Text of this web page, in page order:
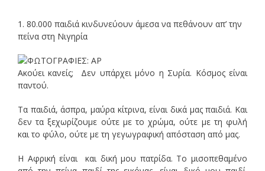
1. 80.000 παιδιά κινδυνεύουν άμεσα να πεθάνουν απ’ την
πείνα στη Νιγηρία
Ακούει κανείς; Δεν υπάρχει μόνο η Συρία. Κόσμος είναι
παντού.
Τα παιδιά, άσπρα, μαύρα κίτρινα, είναι δικά μας παιδιά. Και
δεν τα ξεχωρίζουμε ούτε με το χρώμα, ούτε με τη φυλή
και το φύλο, ούτε με τη γεγωγραφική απόσταση από μας.
Η Αφρική είναι και δική μου πατρίδα. Το μισοπεθαμένο